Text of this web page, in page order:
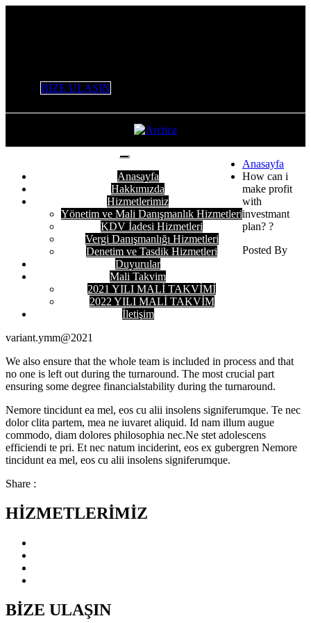
BİZE ULAŞIN
Anasayfa
Hakkımızda
Hizmetlerimiz
Yönetim ve Mali Danışmanlık Hizmetleri
KDV İadesi Hizmetleri
Vergi Danışmanlığı Hizmetleri
Denetim ve Tasdik Hizmetleri
Duyurular
Mali Takvim
2021 YILI MALİ TAKVİMİ
2022 YILI MALİ TAKVİM
İletişim
Anasayfa
How can i
make profit
with
investmant
plan? ?
Posted By
variant.ymm@2021
We also ensure that the whole team is included in process and that
no one is left out during the turnaround. The most crucial part
ensuring some degree financialstability during the turnaround.
Nemore tincidunt ea mel, eos cu alii insolens signiferumque. Te nec
dolor clita partem, mea ne iuvaret aliquid. Id nam illum augue
commodo, diam dolores philosophia nec.Ne stet adolescens
efficiendi te pri. Et nec natum inciderint, eos ex gubergren Nemore
tincidunt ea mel, eos cu alii insolens signiferumque.
Share :
HİZMETLERİMİZ
BİZE ULAŞIN